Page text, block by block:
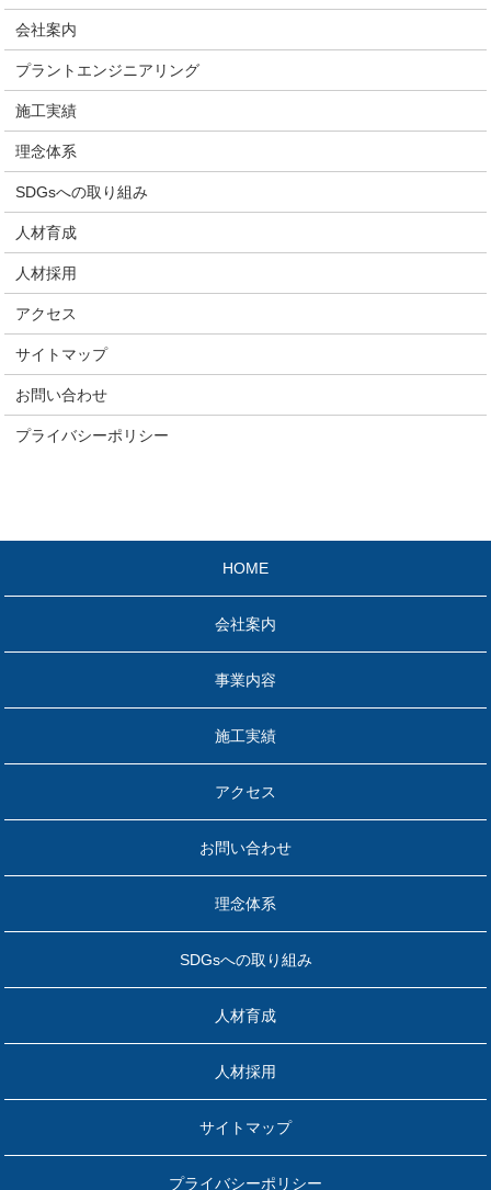
会社案内
プラントエンジニアリング
施工実績
理念体系
SDGsへの取り組み
人材育成
人材採用
アクセス
サイトマップ
お問い合わせ
プライバシーポリシー
HOME
会社案内
事業内容
施工実績
アクセス
お問い合わせ
理念体系
SDGsへの取り組み
人材育成
人材採用
サイトマップ
プライバシーポリシー